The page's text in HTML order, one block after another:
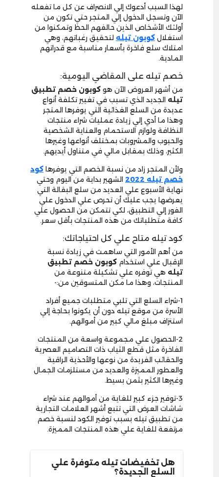
لهذا السبب أدعوك إلي الانصراف عن كل ما تفعله
الآن وتسجل الدخول إلي المتجر حتي تكون من
أولئك الأشخاص الذين حالفهم الحظ وتمكنوا من
استغلال كوبون تيله لتحقيق رغباتهم، وهي
امتلاك سلع فاخرة بأسعار مناسبة مع قدراتهم
المادية.
خصم تيله على المقاضي اليومية:
من أشهر العروض الآن هو كوبون خصم تطبيق
تيله الجديد الذي تسبب في تغيير تكلفة أنواع
عديدة من السلع الغذائية التي يوفرها المتجر
وهذا ما أدي إلي زيادة عمليات شراء منتجات
النظافة ولوازم الاستحمام والعناية الشخصية
والحبوب والمشروبات بمختلف أنواعها وغيرها
الكثير، وذلك بمقابل مالي في متناول أيديهم.
ولأن المتجر زاد من نسبة الخصم التي يوفرها كود
خصم تيله 2022
الشهير بداية من اليوم وحتي
نهاية الأسبوع علي العديد من سلع البقالة التي
يعرضها يجب عليك أن تحرص علي الدخول علي
الفور إلي التطبيق، لكي تتمكن من الحصول علي
كافة متطلباتك من هذه المنتجات بأقل سعر.
كود تيله متاح علي كل احتياجاتك:
من أهم الأمور التي ساهمت في زيادة نسبة
الإقبال علي استخدام كوبون خصم تطبيق
تيله هي توفره علي تشكيلة متنوعة من
المنتجات، وهذا ما مكن المتسوقين من:-
1-شراء السلع التي تلبي متطلبات جميع أفراد
الأسرة من موقع تيله دون أن يكونوا بحاجة إلي
استنزاف مبلغ مالي كبير من أموالهم.
2-الحصول علي مجموعة واسعة من المنتجات
الفاخرة مثل قطع الثياب ذات التصاميم العصرية
والحقائب الفريدة من نوعها والأحذية الراقية
والعطور المميزة والعديد من مستلزمات الجمال
وغيرها الكثير بثمن بسيط.
3-توفير جزء كبير للغاية من أموالهم عند شراء
شاشات العرض التي تتبع أشهر العلامات التجارية
من تطبيق تيله بسبب توفير الكود لنسبة خصم
مرتفعة للغاية علي هذه المنتجات المميزة.
هل تخفيضات تيله متوفرة علي
السلع الجديدة؟